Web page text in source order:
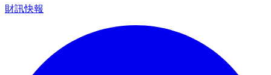
財訊快報